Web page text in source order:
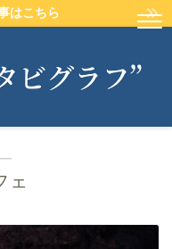
はこちら
ェ